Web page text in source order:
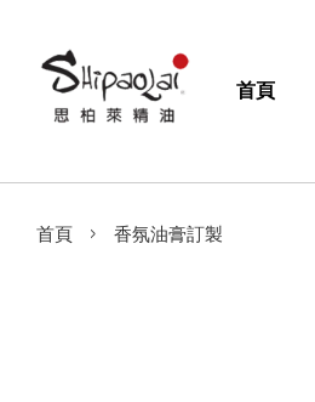
首頁
首頁 › 香氛油膏訂製